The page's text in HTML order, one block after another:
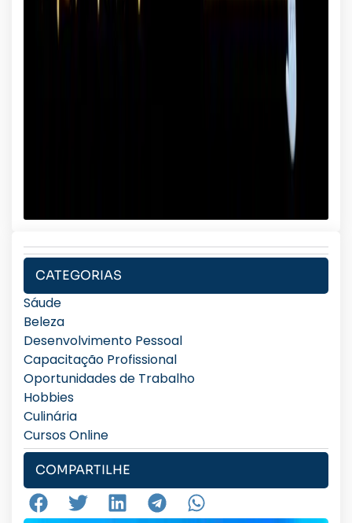
CATEGORIAS
Sáude
Beleza
Desenvolvimento Pessoal
Capacitação Profissional
Oportunidades de Trabalho
Hobbies
Culinária
Cursos Online
COMPARTILHE